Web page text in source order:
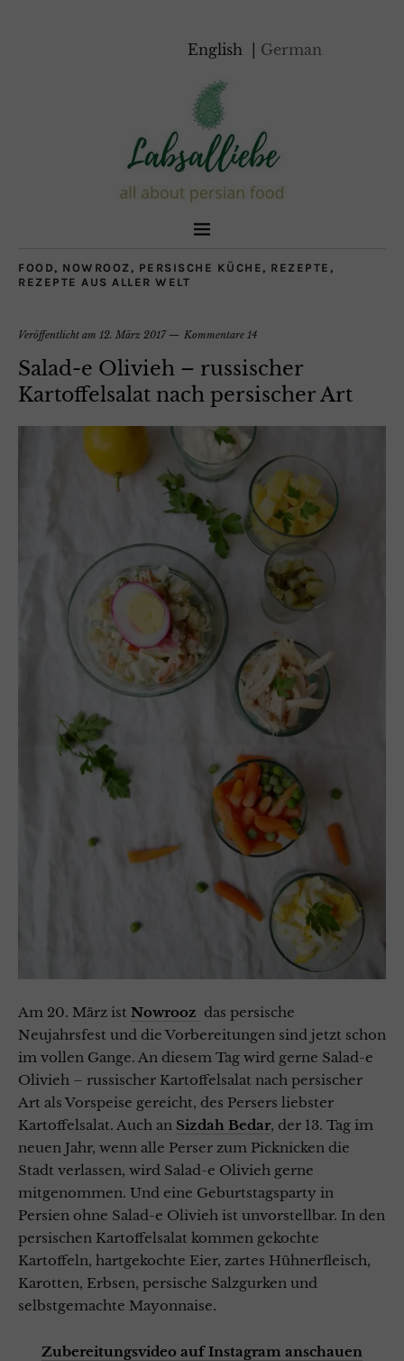
English German
FOOD , NOWROOZ , PERSISCHE KÜCHE , REZEPTE ,
REZEPTE AUS ALLER WELT
Veröffentlicht am 12. März 2017 Kommentare 14
Salad-e Olivieh – russischer
Kartoffelsalat nach persischer Art
Am 20. März ist Nowrooz das persische
Neujahrsfest und die Vorbereitungen sind jetzt schon
im vollen Gange. An diesem Tag wird gerne Salad-e
Olivieh – russischer Kartoffelsalat nach persischer
Art als Vorspeise gereicht, des Persers liebster
Kartoffelsalat. Auch an Sizdah Bedar, der 13. Tag im
neuen Jahr, wenn alle Perser zum Picknicken die
Stadt verlassen, wird Salad-e Olivieh gerne
mitgenommen. Und eine Geburtstagsparty in
Persien ohne Salad-e Olivieh ist unvorstellbar. In den
persischen Kartoffelsalat kommen gekochte
Kartoffeln, hartgekochte Eier, zartes Hühnerfleisch,
Karotten, Erbsen, persische Salzgurken und
selbstgemachte Mayonnaise.
Zubereitungsvideo auf Instagram anschauen